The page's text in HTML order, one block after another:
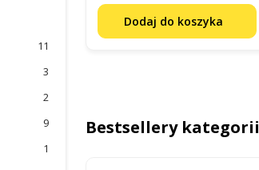
11
3
2
9
1
Dodaj do koszyka
Bestsellery kategorii